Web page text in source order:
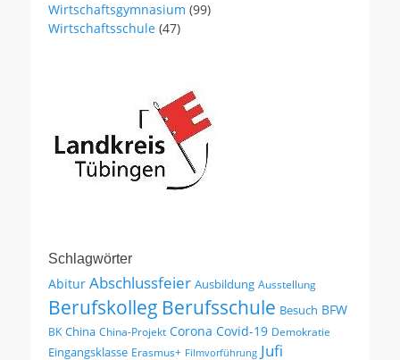
Wirtschaftsgymnasium (99)
Wirtschaftsschule (47)
Schlagwörter
Abitur Abschlussfeier Ausbildung Ausstellung
Berufskolleg Berufsschule Besuch BFW
BK China China-Projekt Corona Covid-19 Demokratie
Eingangsklasse Erasmus+ Filmvorführung Jufi